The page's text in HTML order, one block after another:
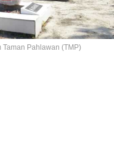
Pahlawan (TMP)